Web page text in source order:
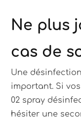
Ne plus
cas de
Une
important. Si
02 spray
hésiter une